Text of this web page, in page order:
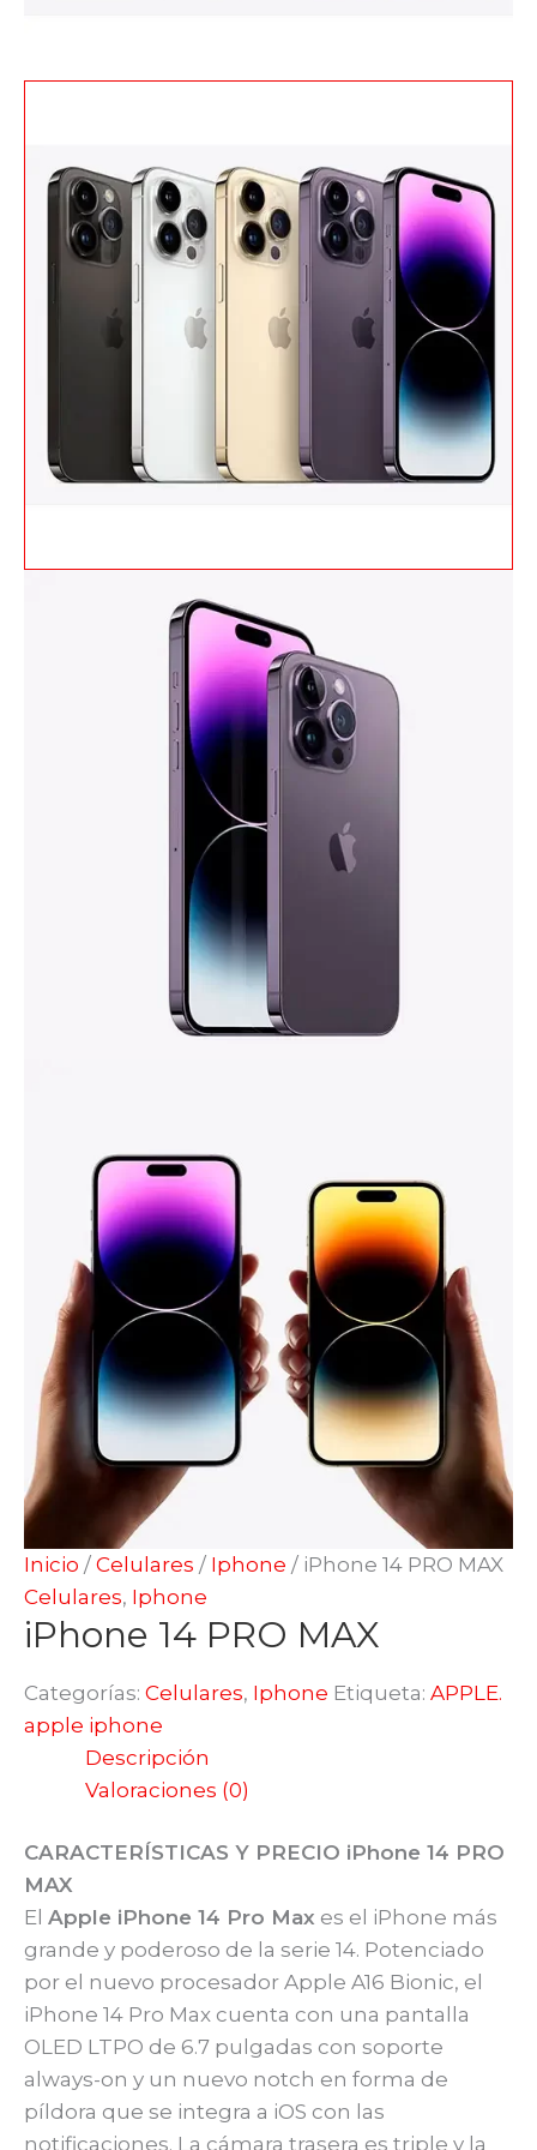
Inicio / Celulares / Iphone / iPhone 14 PRO MAX
Celulares, Iphone
iPhone 14 PRO MAX
Categorías: Celulares, Iphone Etiqueta: APPLE.
apple iphone
Descripción
Valoraciones (0)
CARACTERÍSTICAS Y PRECIO iPhone 14 PRO
MAX
El Apple iPhone 14 Pro Max es el iPhone más
grande y poderoso de la serie 14. Potenciado
por el nuevo procesador Apple A16 Bionic, el
iPhone 14 Pro Max cuenta con una pantalla
OLED LTPO de 6.7 pulgadas con soporte
always-on y un nuevo notch en forma de
píldora que se integra a iOS con las
notificaciones. La cámara trasera es triple y la